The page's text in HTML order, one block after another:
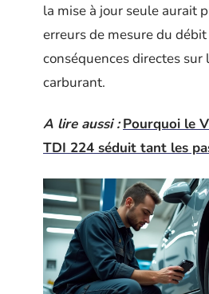
la mise à jour seule aurait
erreurs de mesure du débit
conséquences directes sur
carburant.
A lire aussi : Pourquoi le
TDI 224 séduit tant les